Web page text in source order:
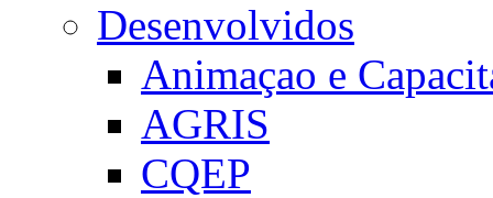
Desenvolvidos
Animaçao e
AGRIS
CQEP